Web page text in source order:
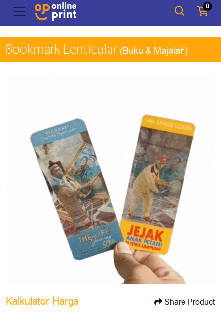
0
Bookmark Lenticular (Buku & Majalah)
Kalkulator Harga Share Product